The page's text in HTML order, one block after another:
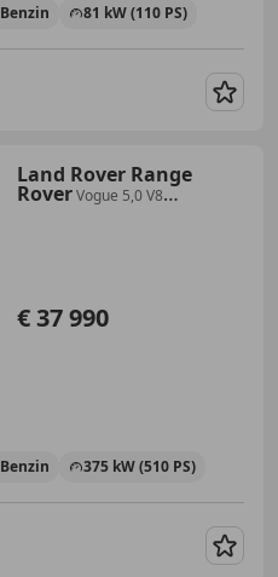
Benzin 81 kW (110 PS)
Land Rover Range
RoverVogue 5,0 V8
€ 37 990
Benzin 375 kW (510 PS)